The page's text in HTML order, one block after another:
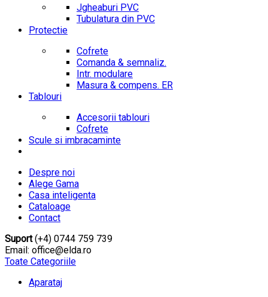
Jgheaburi PVC
Tubulatura din PVC
Protectie
Cofrete
Comanda & semnaliz.
Intr. modulare
Masura & compens. ER
Tablouri
Accesorii tablouri
Cofrete
Scule si imbracaminte
Despre noi
Alege Gama
Casa inteligenta
Cataloage
Contact
Suport(+4) 0744 759 739
Email: office@elda.ro
Toate Categoriile
Aparataj